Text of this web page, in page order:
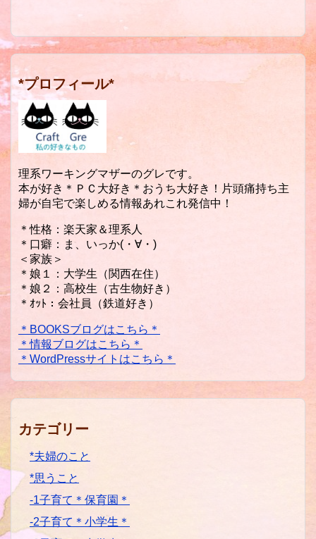
*プロフィール*
理系ワーキングマザーのグレです。
本が好き＊ＰＣ大好き＊おうち大好き！片頭痛持ち主
婦が自宅で楽しめる情報あれこれ発信中！
＊性格：楽天家＆理系人
＊口癖：ま、いっか(・∀・)
＜家族＞
＊娘１：大学生（関西在住）
＊娘２：高校生（古生物好き）
＊ｵｯﾄ：会社員（鉄道好き）
＊BOOKSブログはこちら＊
＊情報ブログはこちら＊
＊WordPressサイトはこちら＊
カテゴリー
*夫婦のこと
*思うこと
-1子育て＊保育園＊
-2子育て＊小学生＊